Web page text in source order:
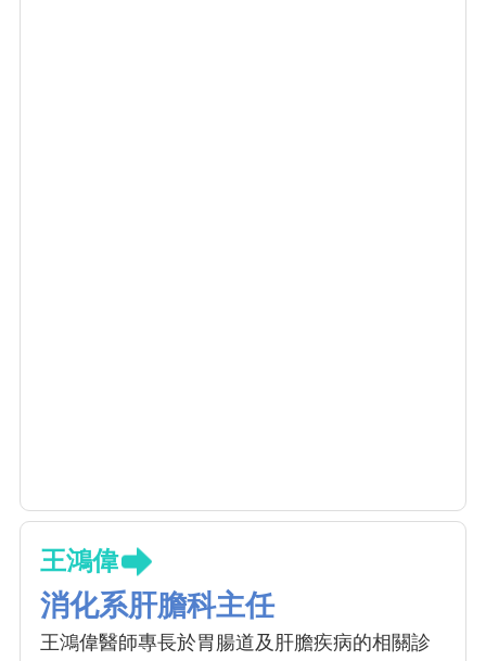
王鴻偉
消化系肝膽科主任
王鴻偉醫師專長於胃腸道及肝膽疾病的相關診